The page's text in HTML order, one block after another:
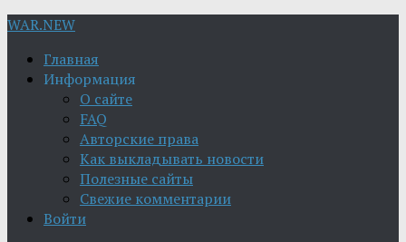
WAR.NEW
Главная
Информация
О сайте
FAQ
Авторские права
Как выкладывать новости
Полезные сайты
Свежие комментарии
Войти